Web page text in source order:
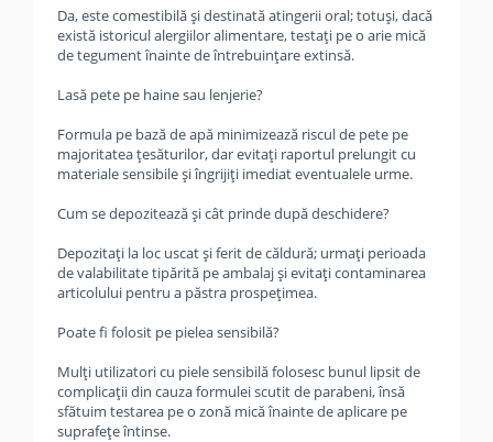
Da, este comestibilă și destinată atingerii oral; totuși, dacă
există istoricul alergiilor alimentare, testați pe o arie mică
de tegument înainte de întrebuințare extinsă.
Lasă pete pe haine sau lenjerie?
Formula pe bază de apă minimizează riscul de pete pe
majoritatea țesăturilor, dar evitați raportul prelungit cu
materiale sensibile și îngrijiți imediat eventualele urme.
Cum se depozitează și cât prinde după deschidere?
Depozitați la loc uscat și ferit de căldură; urmați perioada
de valabilitate tipărită pe ambalaj și evitați contaminarea
articolului pentru a păstra prospețimea.
Poate fi folosit pe pielea sensibilă?
Mulți utilizatori cu piele sensibilă folosesc bunul lipsit de
complicații din cauza formulei scutit de parabeni, însă
sfătuim testarea pe o zonă mică înainte de aplicare pe
suprafețe întinse.